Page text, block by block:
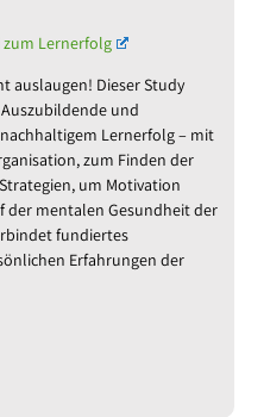
zum Lernerfolg
auslaugen! Dieser Study
und
Lernerfolg – mit
zum Finden der
um Motivation
der mentalen Gesundheit der
fundiertes
Erfahrungen der